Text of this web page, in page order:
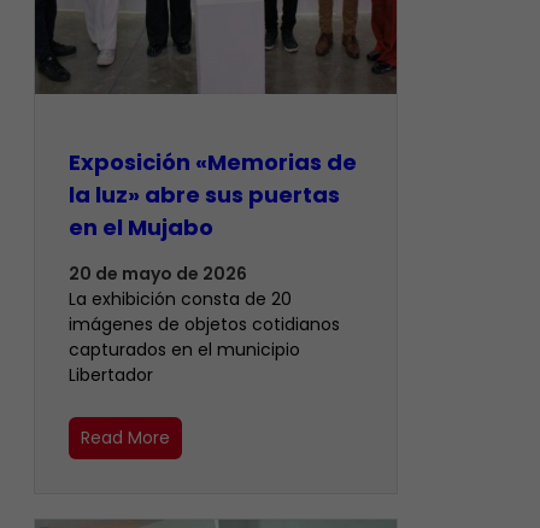
Exposición «Memorias de
la luz» abre sus puertas
en el Mujabo
20 de mayo de 2026
La exhibición consta de 20
imágenes de objetos cotidianos
capturados en el municipio
Libertador
Read More